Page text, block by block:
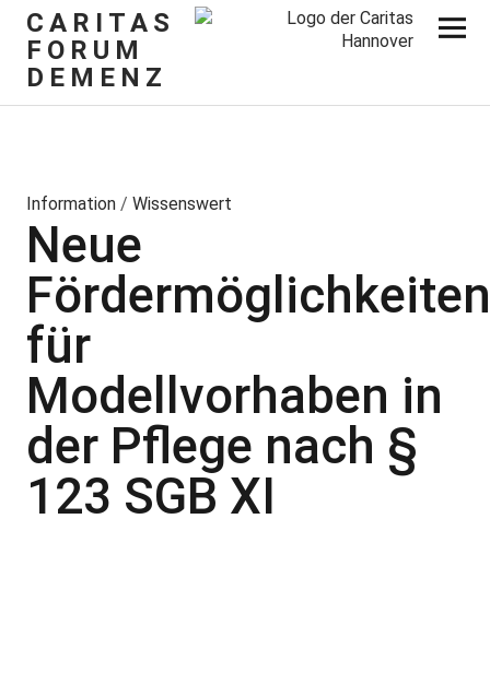
CARITAS
FORUM
DEMENZ
Information/ Wissenswert
Neue
Fördermöglichkeiten
für
Modellvorhaben in
der Pflege nach §
123 SGB XI